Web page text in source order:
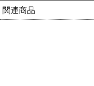
関連商品